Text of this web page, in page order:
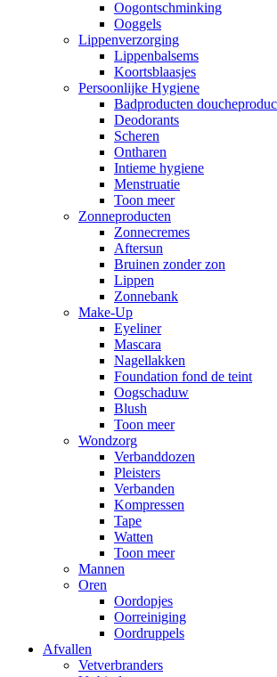
Oogontschminking
Ooggels
Lippenverzorging
Lippenbalsems
Koortsblaasjes
Persoonlijke Hygiene
Badproducten
Deodorants
Scheren
Ontharen
Intieme hygiene
Menstruatie
Toon meer
Zonneproducten
Zonnecremes
Aftersun
Bruinen zonder zon
Lippen
Zonnebank
Make-Up
Eyeliner
Mascara
Nagellakken
Foundation fond de teint
Oogschaduw
Blush
Toon meer
Wondzorg
Verbanddozen
Pleisters
Verbanden
Kompressen
Tape
Watten
Toon meer
Mannen
Oren
Oordopjes
Oorreiniging
Oordruppels
Afvallen
Vetverbranders